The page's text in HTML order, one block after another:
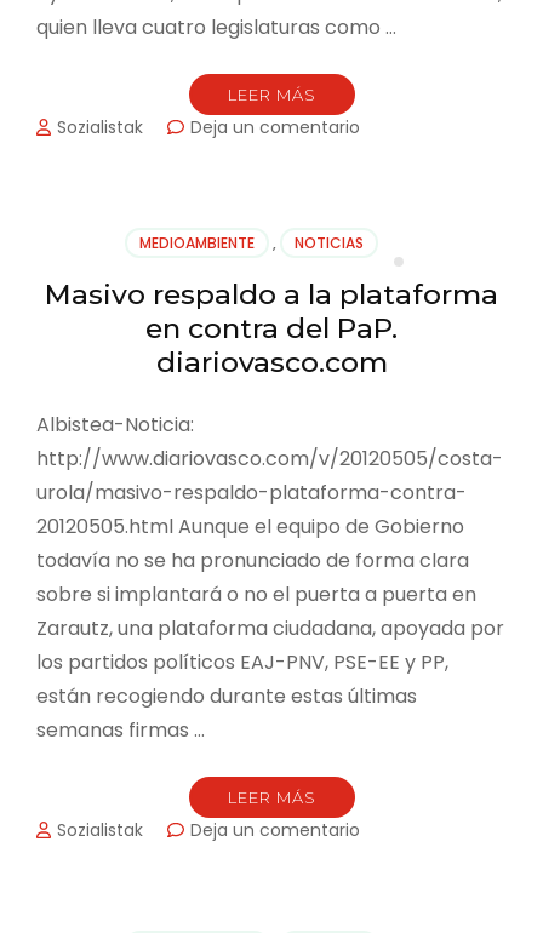
quien lleva cuatro legislaturas como …
LEER MÁS
Sozialistak Deja un comentario
priorizaremos
las
políticas
sociales
buscando
consensos
MEDIOAMBIENTE , NOTICIAS
Masivo respaldo a la plataforma
en contra del PaP.
diariovasco.com
Albistea-Noticia:
http://www.diariovasco.com/v/20120505/costa-
urola/masivo-respaldo-plataforma-contra-
20120505.html Aunque el equipo de Gobierno
todavía no se ha pronunciado de forma clara
sobre si implantará o no el puerta a puerta en
Zarautz, una plataforma ciudadana, apoyada por
los partidos políticos EAJ-PNV, PSE-EE y PP,
están recogiendo durante estas últimas
semanas firmas …
LEER MÁS
Sozialistak Deja un comentario